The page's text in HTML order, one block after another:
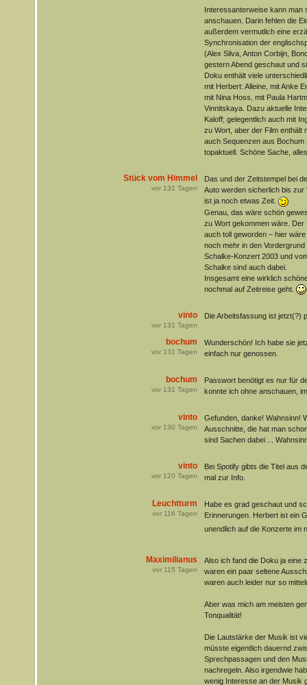
Interessanterweise kann man
anschauen. Darin fehlen die
außerdem vermutlich eine
Synchronisation der
(Alex Silva, Anton Corbijn,
gestern Abend geschaut und
Doku enthält viele
mit Herbert: Alleine, mit Anke
mit Nina Hoss, mit Paula
Vinnitskaya. Dazu aktuelle
Kaloff; gelegentlich auch mit
zu Wort, aber der Film enthält
auch Sequenzen aus Bochum
topaktuell. Schöne Sache,
Stück vom Himmel
vor 131 Tagen
Das und der Zeitstempel bei
Auto werden sicherlich bis zur
ist ja noch etwas Zeit.
Genau, das wäre schön
zu Wort gekommen wäre. Der
auch toll geworden – hier
noch mehr in den
Schalke-Konzert 2003 und
Schalke sind auch dabei.
Insgesamt eine wirklich
nochmal auf Zeitreise geht.
vinto
vor 131 Tagen
Die Arbeitsfassung ist jetzt(?)
bochum
vor 131 Tagen
Wunderschön! Ich habe sie
einfach nur genossen.
bochum
vor 131 Tagen
Passwort benötigt es nur für
konnte ich ohne anschauen,
vinto
vor 130 Tagen
Gefunden, danke! Wahnsinn!
Ausschnitte, die hat man
sind Sachen dabei ...
vinto
vor 120 Tagen
Bei Spotify gibts die Titel aus
mal zur Info.
Leuchtturm
vor 116 Tagen
Habe es grad geschaut und
Erinnerungen. Herbert ist ein
unendlich auf die Konzerte im
Maximilianus
vor 115 Tagen
Also ich fand die Doku ja eine
waren ein paar seltene
waren auch leider nur so
Aber was mich am meisten
Tonqualität!
Die Lautstärke der Musik ist
müsste eigentlich dauernd
Sprechpassagen und den
nachregeln. Also irgendwie
wenig Interesse an der Musik